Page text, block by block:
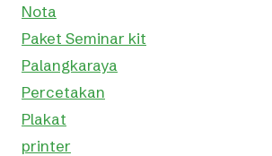
Nota
Paket Seminar kit
Palangkaraya
Percetakan
Plakat
printer